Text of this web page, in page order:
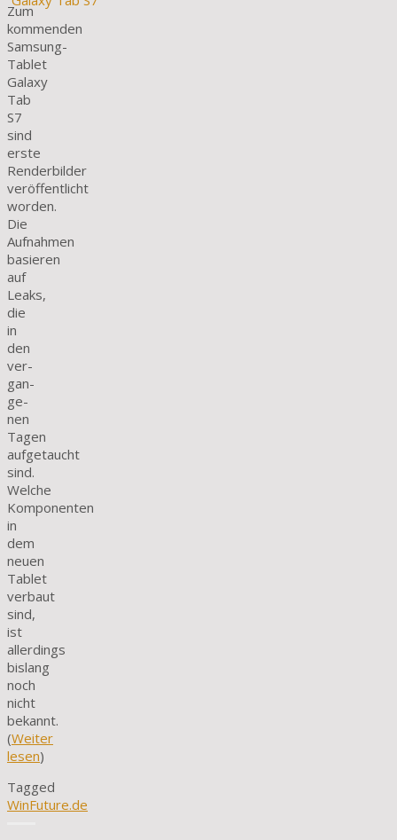
Zum
kommenden
Samsung-
Tablet
Galaxy
Tab
S7
sind
erste
Renderbilder
veröffentlicht
worden.
Die
Aufnahmen
basieren
auf
Leaks,
die
in
den
ver­
gan­
ge­
nen
Tagen
aufgetaucht
sind.
Welche
Komponenten
in
dem
neuen
Tablet
verbaut
sind,
ist
allerdings
bislang
noch
nicht
bekannt.
(Weiter
lesen)
Tagged
WinFuture.de